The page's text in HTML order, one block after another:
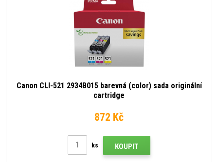
Canon CLI-521 2934B015 barevná (color) sada originální
cartridge
872 Kč
ks KOUPIT